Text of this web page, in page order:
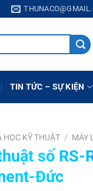
TIN TỨC – SỰ KIỆN
HỌC KỸ THUẬT / MÁY
số RS-
Đức